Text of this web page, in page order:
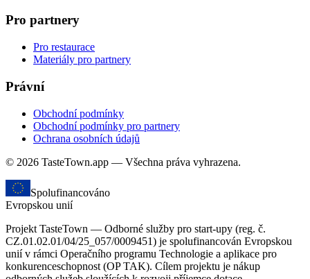
Pro partnery
Pro restaurace
Materiály pro partnery
Právní
Obchodní podmínky
Obchodní podmínky pro partnery
Ochrana osobních údajů
© 2026 TasteTown.app — Všechna práva vyhrazena.
Spolufinancováno
Evropskou unií
Projekt TasteTown — Odborné služby pro start-upy (reg. č.
CZ.01.02.01/04/25_057/0009451) je spolufinancován Evropskou
unií v rámci Operačního programu Technologie a aplikace pro
konkurenceschopnost (OP TAK). Cílem projektu je nákup